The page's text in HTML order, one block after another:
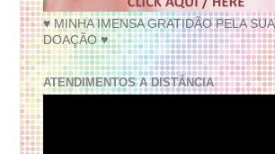
♥ MINHA IMENSA GRATIDÃO PELA SUA
DOAÇÃO ♥
ATENDIMENTOS A DISTÂNCIA